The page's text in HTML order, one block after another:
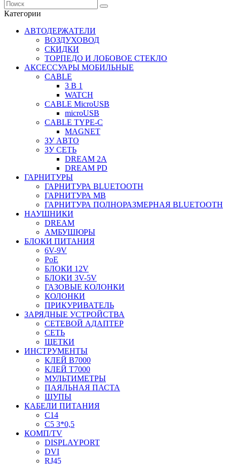
Категории
АВТОДЕРЖАТЕЛИ
ВОЗДУХОВОД
СКИДКИ
ТОРПЕДО И ЛОБОВОЕ СТЕКЛО
АКСЕССУАРЫ МОБИЛЬНЫЕ
CABLE
3 В 1
WATCH
CABLE MicroUSB
microUSB
CABLE TYPE-C
MAGNET
ЗУ АВТО
ЗУ СЕТЬ
DREAM 2A
DREAM PD
ГАРНИТУРЫ
ГАРНИТУРА BLUETOOTH
ГАРНИТУРА MB
ГАРНИТУРА ПОЛНОРАЗМЕРНАЯ BLUETOOTH
НАУШНИКИ
DREAM
АМБУШЮРЫ
БЛОКИ ПИТАНИЯ
6V-9V
PoE
БЛОКИ 12V
БЛОКИ 3V-5V
ГАЗОВЫЕ КОЛОНКИ
КОЛОНКИ
ПРИКУРИВАТЕЛЬ
ЗАРЯДНЫЕ УСТРОЙСТВА
СЕТЕВОЙ АДАПТЕР
СЕТЬ
ЩЕТКИ
ИНСТРУМЕНТЫ
КЛЕЙ B7000
КЛЕЙ T7000
МУЛЬТИМЕТРЫ
ПАЯЛЬНАЯ ПАСТА
ЩУПЫ
КАБЕЛИ ПИТАНИЯ
C14
C5 3*0,5
КОМП/TV
DISPLAYPORT
DVI
RJ45